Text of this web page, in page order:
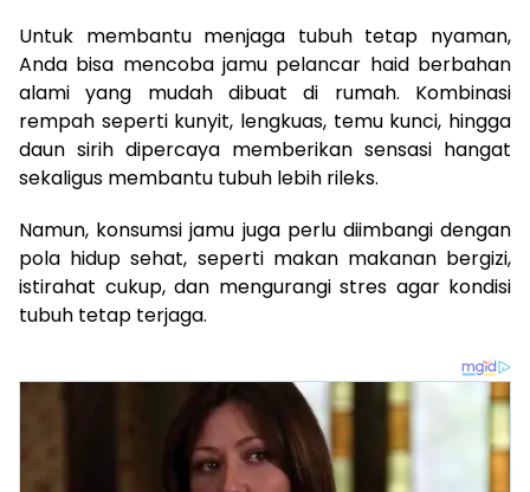
Untuk membantu menjaga tubuh tetap nyaman,
Anda bisa mencoba jamu pelancar haid berbahan
alami yang mudah dibuat di rumah. Kombinasi
rempah seperti kunyit, lengkuas, temu kunci, hingga
daun sirih dipercaya memberikan sensasi hangat
sekaligus membantu tubuh lebih rileks.
Namun, konsumsi jamu juga perlu diimbangi dengan
pola hidup sehat, seperti makan makanan bergizi,
istirahat cukup, dan mengurangi stres agar kondisi
tubuh tetap terjaga.